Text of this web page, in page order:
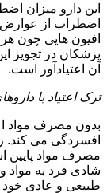
این دارو میزان
اضطراب از عوارض
افیون هایی چون
پزشکان در تجویز
آن اعتیادآور است.
ترک اعتیاد با
بدون مصرف مواد
افسردگی می کند.
مصرف مواد پایین
شادی فرد به مواد
طبیعی و عادی خود